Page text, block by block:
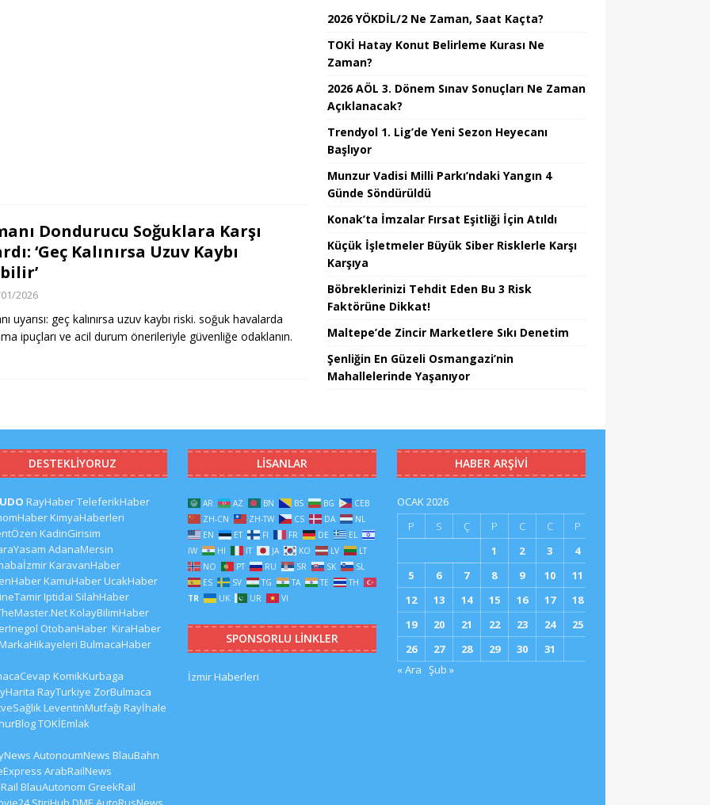
Dondurucu Soğuklara Karşı
‘Geç Kalınırsa Uzuv Kaybı
2026
uyarısı: geç kalınırsa uzuv kaybı riski. soğuk havalarda
ipuçları ve acil durum önerileriyle güvenliğe odaklanın.
2026 YÖKDİL/2 Ne Zaman, Saat Kaçta?
TOKİ Hatay Konut Belirleme Kurası Ne
Zaman?
2026 AÖL 3. Dönem Sınav Sonuçları Ne Zaman
Açıklanacak?
Trendyol 1. Lig’de Yeni Sezon Heyecanı
Başlıyor
Munzur Vadisi Milli Parkı’ndaki Yangın 4
Günde Söndürüldü
Konak’ta İmzalar Fırsat Eşitliği İçin Atıldı
Küçük İşletmeler Büyük Siber Risklerle Karşı
Karşıya
Böbreklerinizi Tehdit Eden Bu 3 Risk
Faktörüne Dikkat!
Maltepe’de Zincir Marketlere Sıkı Denetim
Şenliğin En Güzeli Osmangazi’nin
Mahallelerinde Yaşanıyor
DESTEKLIYORUZ
RayHaberTeleferikHaber
KimyaHaberleri
KadinGirisim
AdanaMersin
KaravanHaber
KamuHaberUcakHaber
Iptidai SilahHaber
KolayBilimHaber
OtobanHaber KiraHaber
BulmacaHaber
KomikKurbaga
RayTurkiye ZorBulmaca
LeventinMutfağı Rayİhale
TOKİEmlak
AutonoumNews BlauBahn
ArabRailNews
BlauAutonom GreekRail
LISANLAR
AR AZ BN BS BG
CEB
ZH-CN
ZH-TW CS DA
NL
EN
ET FI FR DE
EL
IW
HI IT JA KO LV
LT
NO
PT RU SR SK
SL
ES
SV TG TA TE
TH
TR
UK UR VI
SPONSORLU LINKLER
İzmir Haberleri
HABER ARŞIVI
OCAK 2026
P
S Ç P C C
P
1
2 3
4
5
6 7 8 9 10
11
12
13 14 15 16 17
18
19
20 21 22 23 24
25
26
27 28 29 30
31
« Ara Şub »